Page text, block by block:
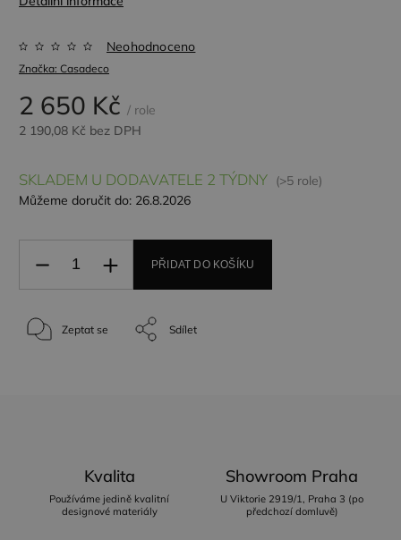
Značka: Casadeco
Neohodnoceno
2 650 Kč / role
2 190,08 Kč bez DPH
SKLADEM U DODAVATELE 2 TÝDNY (>5 role)
Můžeme doručit do: 26.8.2026
PŘIDAT DO KOŠÍKU
Zeptat se Sdílet
Kvalita
Používáme jedině kvalitní
designové materiály
Showroom Praha
U Viktorie 2919/1, Praha 3 (po
předchozí domluvě)